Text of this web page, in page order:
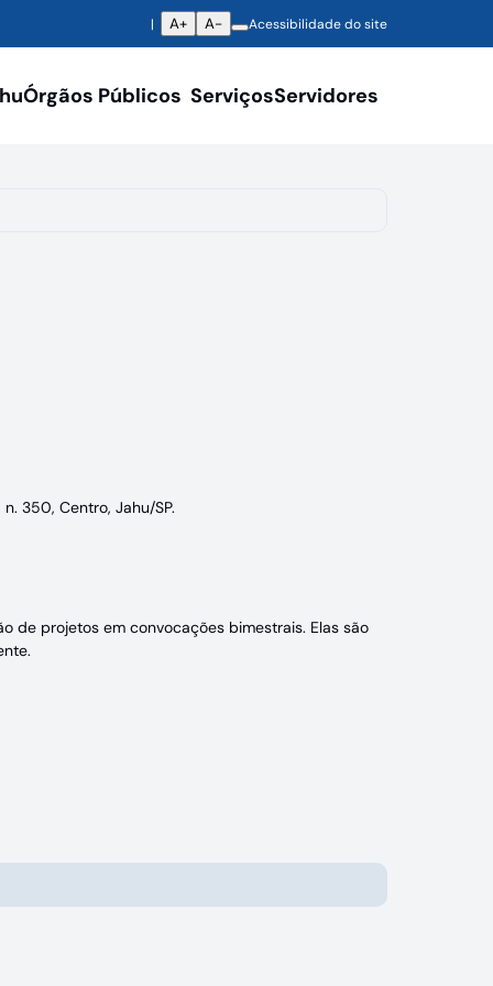
A+ A- Acessibilidade do site
Órgãos Públicos ServiçosServidores
350, Centro, Jahu/SP.
de projetos em convocações bimestrais. Elas são